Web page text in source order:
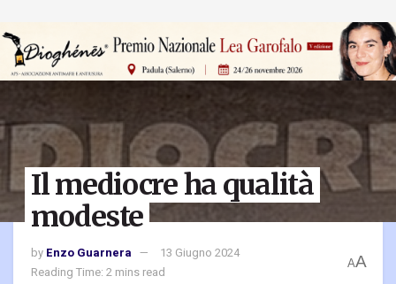
Il mediocre ha qualità
modeste
by Enzo Guarnera
13 Giugno 2024
Reading Time: 2 mins read
AA